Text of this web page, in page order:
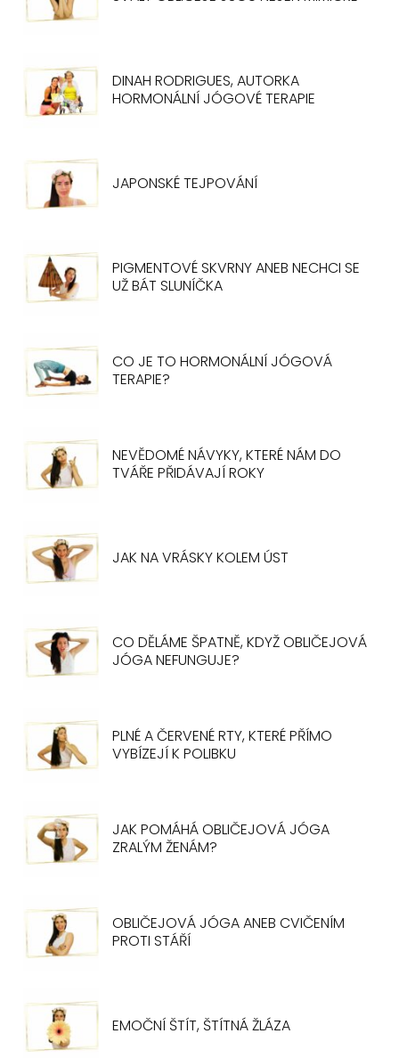
DINAH RODRIGUES, AUTORKA
HORMONÁLNÍ JÓGOVÉ TERAPIE
JAPONSKÉ TEJPOVÁNÍ
PIGMENTOVÉ SKVRNY ANEB NECHCI SE
UŽ BÁT SLUNÍČKA
CO JE TO HORMONÁLNÍ JÓGOVÁ
TERAPIE?
NEVĚDOMÉ NÁVYKY, KTERÉ NÁM DO
TVÁŘE PŘIDÁVAJÍ ROKY
JAK NA VRÁSKY KOLEM ÚST
CO DĚLÁME ŠPATNĚ, KDYŽ OBLIČEJOVÁ
JÓGA NEFUNGUJE?
PLNÉ A ČERVENÉ RTY, KTERÉ PŘÍMO
VYBÍZEJÍ K POLIBKU
JAK POMÁHÁ OBLIČEJOVÁ JÓGA
ZRALÝM ŽENÁM?
OBLIČEJOVÁ JÓGA ANEB CVIČENÍM
PROTI STÁŘÍ
EMOČNÍ ŠTÍT, ŠTÍTNÁ ŽLÁZA